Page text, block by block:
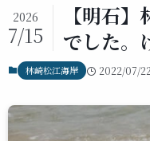
【明石
でした。
2026
7/15
林崎松江海岸 2022/07/22